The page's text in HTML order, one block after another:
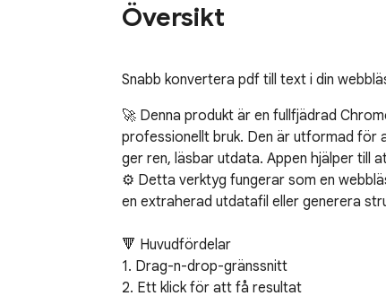
Översikt
Snabb konvertera pdf till text i din
🚀 Denna produkt är en fullfjädrad
professionellt bruk. Den är utformad för
ger ren, läsbar utdata. Appen hjälper till
⚙️ Detta verktyg fungerar som en
en extraherad utdatafil eller generera
🔻 Huvudfördelar
1. Drag-n-drop-gränssnitt
2. Ett klick för att få resultat